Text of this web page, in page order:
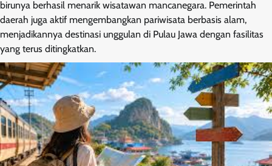
birunya berhasil menarik wisatawan mancanegara. Pemerintah
daerah juga aktif mengembangkan pariwisata berbasis alam,
menjadikannya destinasi unggulan di Pulau Jawa dengan fasilitas
yang terus ditingkatkan.